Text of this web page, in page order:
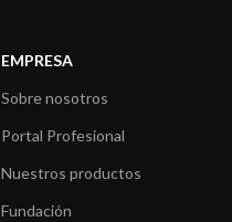
EMPRESA
Sobre nosotros
Portal Profesional
Nuestros productos
Fundación